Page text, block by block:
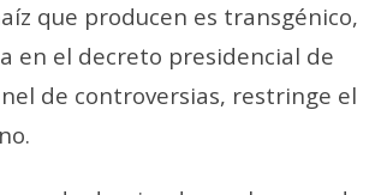
que producen es transgénico,
en el decreto presidencial de
de controversias, restringe el